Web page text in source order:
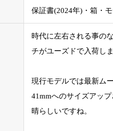
保証書(2024年)・箱・
時代に左右される事の
チがユーズドで入荷しま
現行モデルでは最新ム
41mmへのサイズアッ
晴らしいですね。